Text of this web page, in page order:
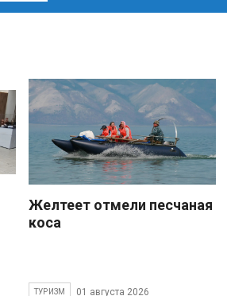
Желтеет отмели песчаная
коса
ТУРИЗМ 01 августа 2026